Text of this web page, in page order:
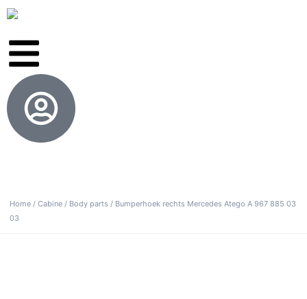
Home / Cabine / Body parts / Bumperhoek rechts Mercedes Atego A 967 885 03
03